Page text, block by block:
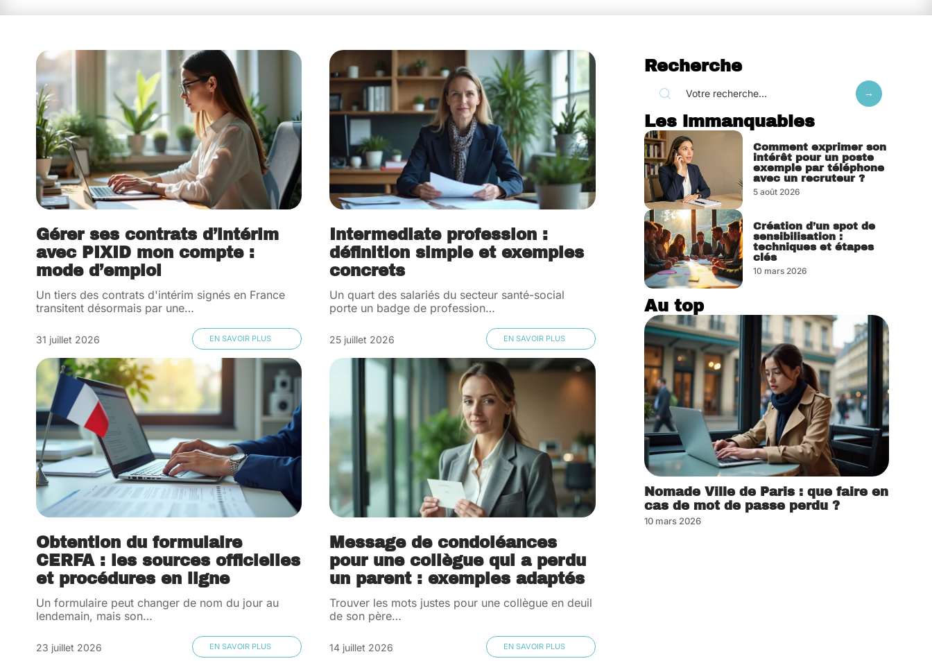
Gérer ses contrats d’intérim
avec PIXID mon compte :
mode d’emploi
Un tiers des contrats d'intérim signés en France
transitent désormais par une…
31 juillet 2026 EN SAVOIR PLUS
Intermediate profession :
définition simple et exemples
concrets
Un quart des salariés du secteur santé-social
porte un badge de profession…
25 juillet 2026 EN SAVOIR PLUS
Obtention du formulaire
CERFA : les sources officielles
et procédures en ligne
Un formulaire peut changer de nom du jour au
lendemain, mais son…
23 juillet 2026 EN SAVOIR PLUS
Message de condoléances
pour une collègue qui a perdu
un parent : exemples adaptés
Trouver les mots justes pour une collègue en deuil
de son père…
14 juillet 2026 EN SAVOIR PLUS
Recherche
Les immanquables
Comment exprimer son
intérêt pour un poste
exemple par téléphone
avec un recruteur ?
5 août 2026
Création d’un spot de
sensibilisation :
techniques et étapes
clés
10 mars 2026
Au top
Nomade Ville de Paris : que faire en
cas de mot de passe perdu ?
10 mars 2026